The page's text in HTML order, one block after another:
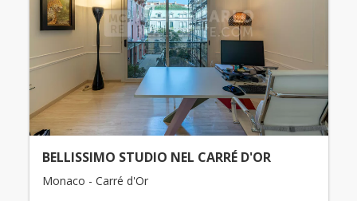
BELLISSIMO STUDIO NEL CARRÉ D'OR
Monaco - Carré d'Or